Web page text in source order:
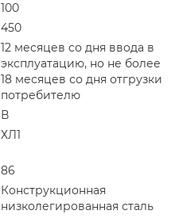
100
450
12 месяцев со дня ввода в
эксплуатацию, но не более
18 месяцев со дня отгрузки
потребителю
В
ХЛ1
86
Конструкционная
низколегированная сталь